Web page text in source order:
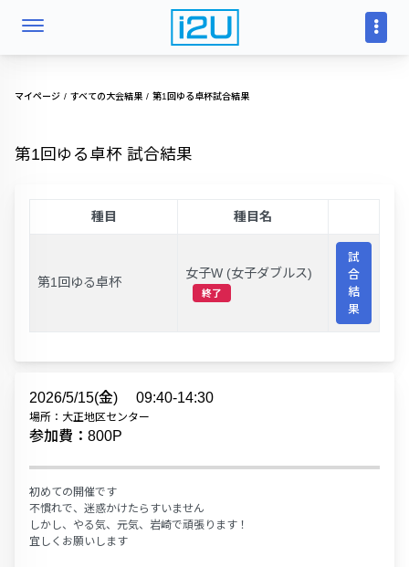
マイページ すべての大会結果 第1回ゆる卓杯試合結果
第1回ゆる卓杯 試合結果
種目 種目名
第1回ゆる卓杯
女子W (女子ダブルス)
終了
試
合
結
果
2026/5/15(金) 09:40-14:30
場所：大正地区センター
参加費：800P
初めての開催です
不慣れで、迷惑かけたらすいません
しかし、やる気、元気、岩崎で頑張ります！
宜しくお願いします